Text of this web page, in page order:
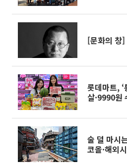
[문화의 창]
롯데마트,
살·9990원
술 덜 마시
코올·해외